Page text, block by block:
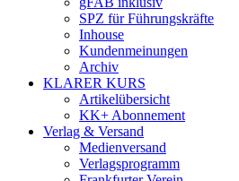
SPZ für Führungskräfte
Inhouse
Kundenmeinungen
Archiv
KLARER KURS
Artikelübersicht
KK+ Abonnement
Verlag & Versand
Medienversand
Verlagsprogramm